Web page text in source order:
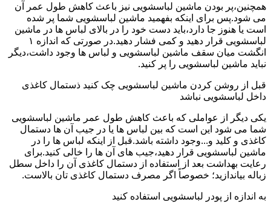
همچنین،پر بودن ماشین لباسشویی نیز باعث کاهش طول عمر آن
می شود.پس برای اینکه بفهمید ماشین لباسشویی شما پر شده
است یا هنوز جا دارد،باید دست خود را در بالای لباس ها در ماشین
لباسشویی قرار دهید و کمی فشار دهید.در صورتی که اندازه ۱
انگشت میان سقف ماشین لباسشویی و لباس ها وجود داشت،دیگر
نباید ماشین لباسشویی را پر کنید.
قبل از روشن کردن ماشین لباسشویی چک کنید ذستمال کاغذی
داخل لباسشویی نباشد
یکی دیگر از عواملی که باعث کاهش طول عمر ماشین لباسشویی
شما می شود این است که بین لباس ها یا در جیب آن ها دستمال
کاغذی و کلید و...وجود داشته باشد.قبل از اینکه لباس ها را در
ماشین لباسشویی قرار دهید،جیب های آن ها را خالی کنید.برای
رعایت بهداشت بعد از استفاده از دستمال کاغذی آن را داخل سطل
زباله بیاندازید؛ خصوصاً اگر مصرف دستمال کاغذی تان بالاست.
به اندازه از پودر لباسشویی استفاده کنید